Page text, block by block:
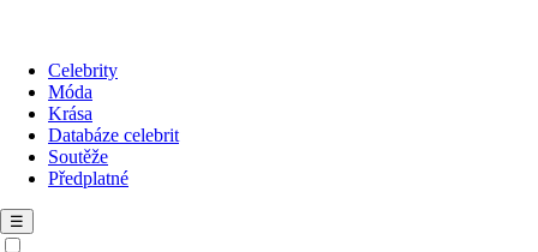
Celebrity
Móda
Krása
Databáze celebrit
Soutěže
Předplatné
☰